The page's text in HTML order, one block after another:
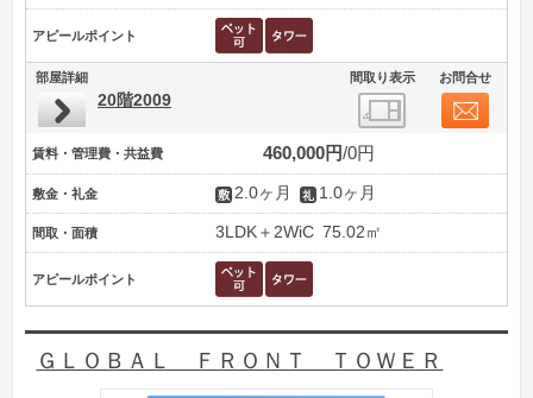
アピールポイント
部屋詳細 間取り表示 お問合せ
20階2009
賃料・管理費・共益費 460,000円 0円
敷金・礼金 2.0ヶ月 1.0ヶ月
間取・面積 3LDK＋2WiC 75.02㎡
アピールポイント
ＧＬＯＢＡＬ ＦＲＯＮＴ ＴＯＷＥＲ